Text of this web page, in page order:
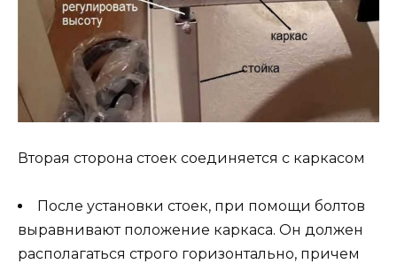
Вторая сторона стоек соединяется с каркасом
После установки стоек, при помощи болтов
выравнивают положение каркаса. Он должен
располагаться строго горизонтально, причем